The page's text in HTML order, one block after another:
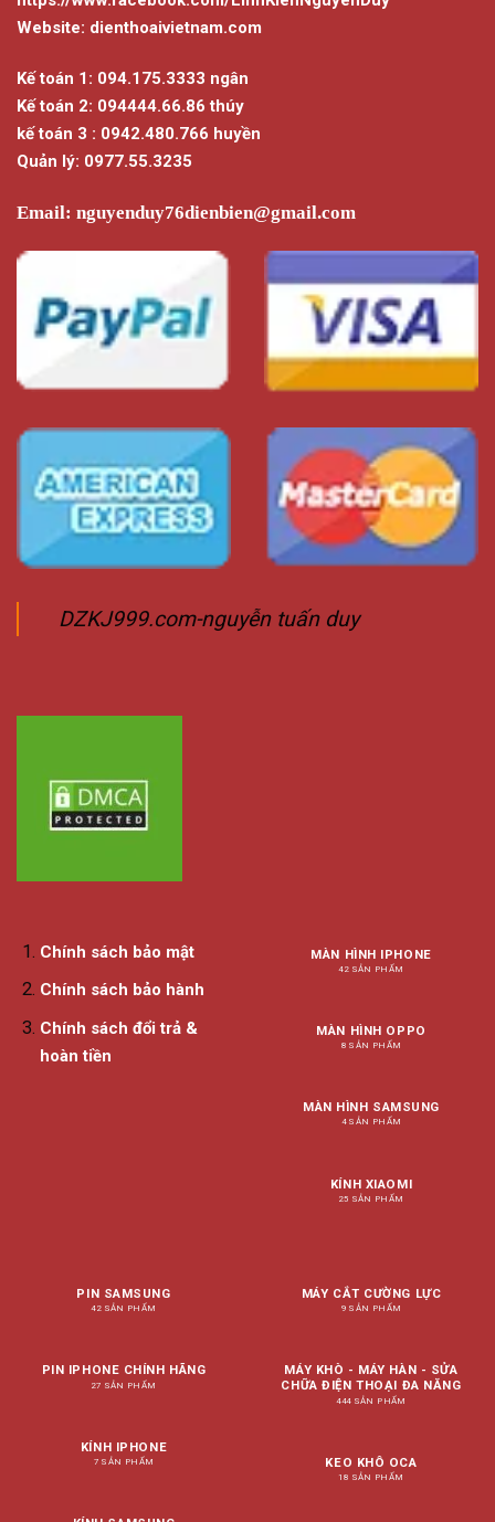
có
thể
chọn
trên
trang
phẩm
thể
Website: dienthoaivietnam.com
Kế toán 1: 094.175.3333 ngân
Kế toán 2: 094444.66.86 thúy
kế toán 3 : 0942.480.766 huyền
Quản lý: 0977.55.3235
Email: nguyenduy76dienbien@gmail.com
DZKJ999.com-nguyễn tuấn duy
Chính sách bảo mật
Chính sách bảo hành
Chính sách đổi trả &
hoàn tiền
MÀN HÌNH IPHONE
42 SẢN PHẨM
MÀN HÌNH OPPO
8 SẢN PHẨM
MÀN HÌNH SAMSUNG
4 SẢN PHẨM
KÍNH XIAOMI
25 SẢN PHẨM
PIN SAMSUNG
42 SẢN PHẨM
PIN IPHONE CHÍNH HÃNG
27 SẢN PHẨM
KÍNH IPHONE
7 SẢN PHẨM
MÁY CẮT CƯỜNG LỰC
9 SẢN PHẨM
MÁY KHÒ - MÁY HÀN - SỬA
CHỮA ĐIỆN THOẠI ĐA NĂNG
444 SẢN PHẨM
KEO KHÔ OCA
18 SẢN PHẨM